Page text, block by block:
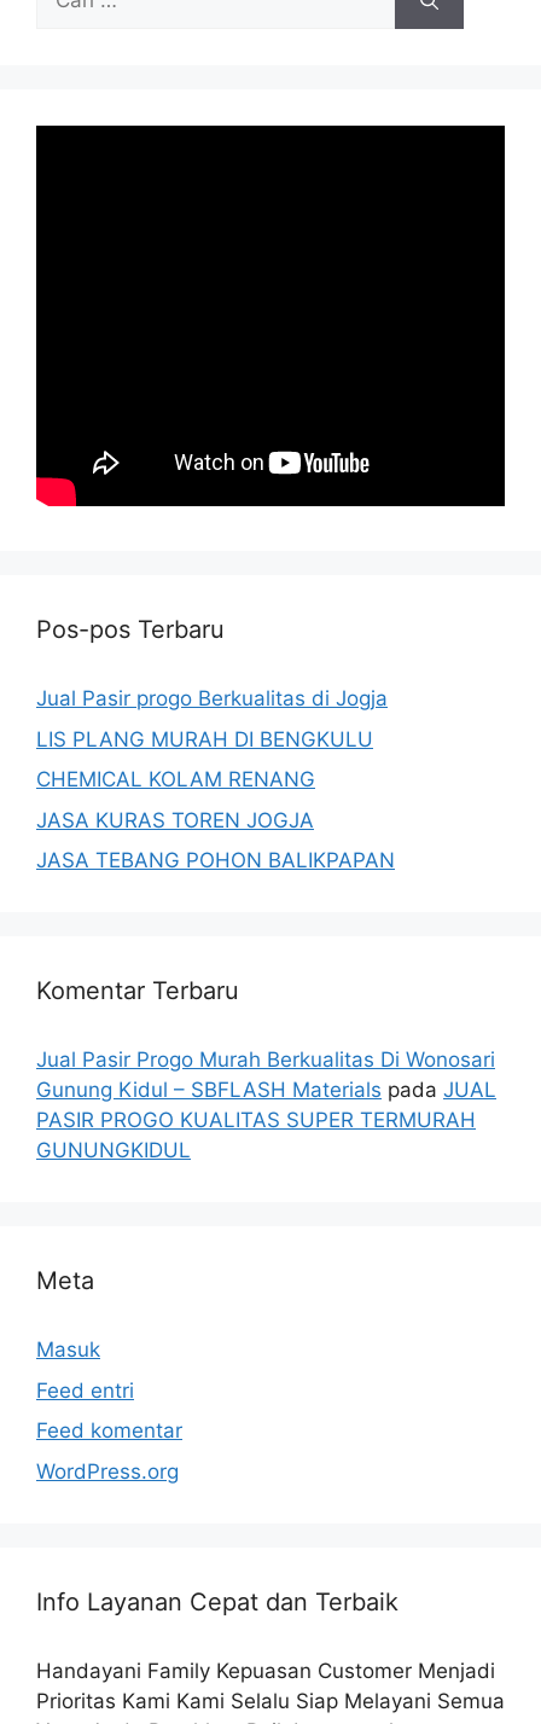
Pos-pos Terbaru
Jual Pasir progo Berkualitas di Jogja
LIS PLANG MURAH DI BENGKULU
CHEMICAL KOLAM RENANG
JASA KURAS TOREN JOGJA
JASA TEBANG POHON BALIKPAPAN
Komentar Terbaru
Jual Pasir Progo Murah Berkualitas Di Wonosari
Gunung Kidul – SBFLASH Materials pada JUAL
PASIR PROGO KUALITAS SUPER TERMURAH
GUNUNGKIDUL
Meta
Masuk
Feed entri
Feed komentar
WordPress.org
Info Layanan Cepat dan Terbaik
Handayani Family Kepuasan Customer Menjadi
Prioritas Kami Kami Selalu Siap Melayani Semua